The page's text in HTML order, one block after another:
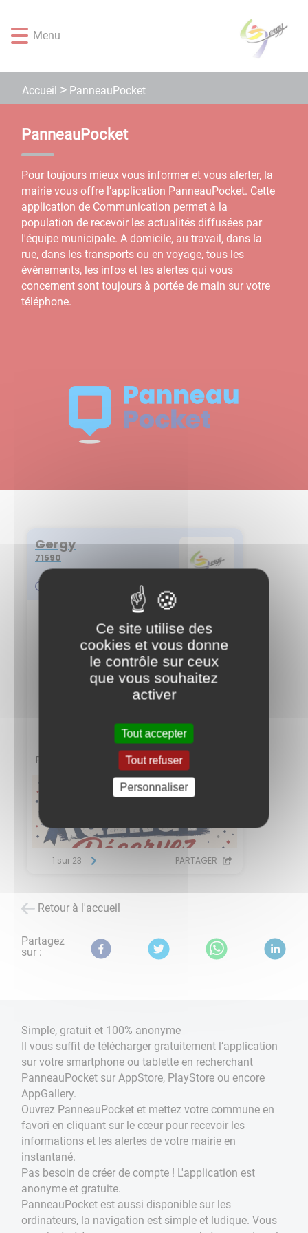
rapide
menu
rapide
contenu
principal
rapide
la
recherche
rapide
pied
page
Menu
Accueil PanneauPocket
PanneauPocket
Pour toujours mieux vous informer et vous alerter, la
mairie vous offre l’application PanneauPocket. Cette
application de Communication permet à la
population de recevoir les actualités diffusées par
l'équipe municipale. A domicile, au travail, dans la
rue, dans les transports ou en voyage, tous les
évènements, les infos et les alertes qui vous
concernent sont toujours à portée de main sur votre
téléphone.
Retour à l'accueil
Partagez
sur :
Simple, gratuit et 100% anonyme
Il vous suffit de télécharger gratuitement l’application
sur votre smartphone ou tablette en recherchant
PanneauPocket sur AppStore, PlayStore ou encore
AppGallery.
Ouvrez PanneauPocket et mettez votre commune en
favori en cliquant sur le cœur pour recevoir les
informations et les alertes de votre mairie en
instantané.
Pas besoin de créer de compte ! L'application est
anonyme et gratuite.
PanneauPocket est aussi disponible sur les
ordinateurs, la navigation est simple et ludique. Vous
Ce site utilise des
cookies et vous donne
le contrôle sur ceux
que vous souhaitez
activer
Tout accepter
Tout refuser
Personnaliser